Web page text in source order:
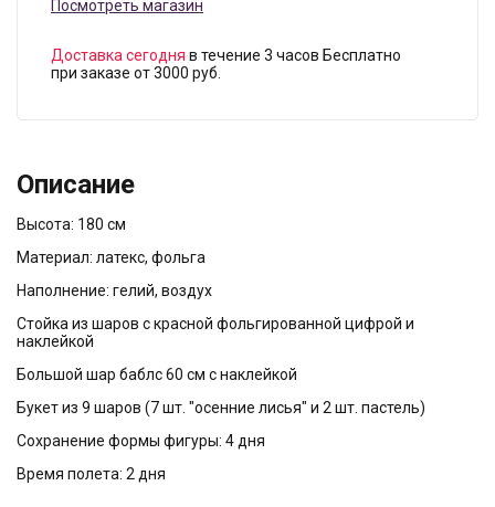
Посмотреть магазин
Доставка сегодня в течение 3 часов Бесплатно
при заказе от 3000 руб.
Описание
Высота: 180 см
Материал: латекс, фольга
Наполнение: гелий, воздух
Стойка из шаров с красной фольгированной цифрой и
наклейкой
Большой шар баблс 60 см с наклейкой
Букет из 9 шаров (7 шт. "осенние лисья" и 2 шт. пастель)
Сохранение формы фигуры: 4 дня
Время полета: 2 дня